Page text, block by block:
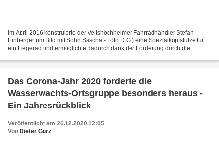
Im April 2016 konstruierte der Veitshöchheimer Fahrradhändler Stefan
Einberger (im Bild mit Sohn Sascha - Foto D.G.) eine Spezialkopfstütze für
ein Liegerad und ermöglichte dadurch dank der Förderung durch die
Das Corona-Jahr 2020 forderte die
Wasserwachts-Ortsgruppe besonders heraus -
Ein Jahresrückblick
Veröffentlicht am 26.12.2020 12:05
Von Dieter Gürz